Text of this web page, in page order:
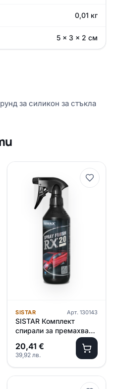
0,01 кг
5 × 3 × 2 см
за силикон за стъкла
SISTAR Арт. 130143
SISTAR Комплект
спирали за премахване
20,41 €
39,92 лв.